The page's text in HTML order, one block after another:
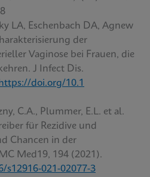
LA, Eschenbach DA, Agnew
der
Vaginose bei Frauen, die
J Infect Dis.
https://doi.org/10.1
C.A., Plummer, E.L. et al.
für Rezidive und
Chancen in der
Med19, 194 (2021).
s12916-021-02077-3